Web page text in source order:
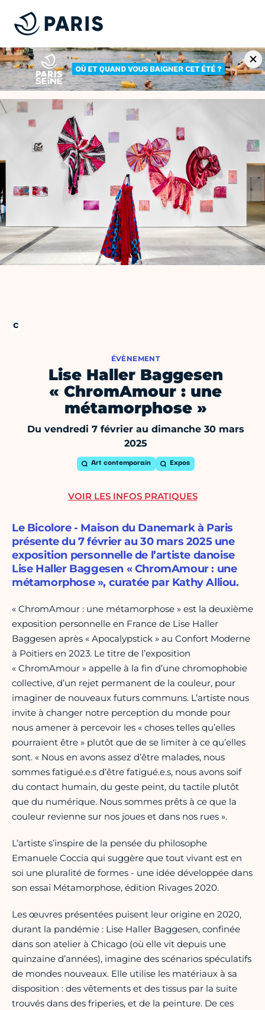
ÉVÈNEMENT
Lise Haller Baggesen
« ChromAmour : une
métamorphose »
Du vendredi 7 février au dimanche 30 mars
2025
Art contemporain Expos
Le Bicolore - Maison du Danemark à Paris
présente du 7 février au 30 mars 2025 une
exposition personnelle de l’artiste danoise
Lise Haller Baggesen « ChromAmour : une
métamorphose », curatée par Kathy Alliou.
« ChromAmour : une métamorphose » est la deuxième
exposition personnelle en France de Lise Haller
Baggesen après « Apocalypstick » au Confort Moderne
à Poitiers en 2023. Le titre de l’exposition
« ChromAmour » appelle à la fin d’une chromophobie
collective, d’un rejet permanent de la couleur, pour
imaginer de nouveaux futurs communs. L’artiste nous
invite à changer notre perception du monde pour
nous amener à percevoir les « choses telles qu’elles
pourraient être » plutôt que de se limiter à ce qu’elles
sont. « Nous en avons assez d’être malades, nous
sommes fatigué.e.s d’être fatigué.e.s, nous avons soif
du contact humain, du geste peint, du tactile plutôt
que du numérique. Nous sommes prêts à ce que la
couleur revienne sur nos joues et dans nos rues ».
L’artiste s’inspire de la pensée du philosophe
Emanuele Coccia qui suggère que tout vivant est en
soi une pluralité de formes - une idée développée dans
son essai Métamorphose, édition Rivages 2020.
Les œuvres présentées puisent leur origine en 2020,
durant la pandémie : Lise Haller Baggesen, confinée
dans son atelier à Chicago (où elle vit depuis une
quinzaine d’années), imagine des scénarios spéculatifs
de mondes nouveaux. Elle utilise les matériaux à sa
disposition : des vêtements et des tissus par la suite
trouvés dans des friperies, et de la peinture. De ces
VOIR LES INFOS PRATIQUES